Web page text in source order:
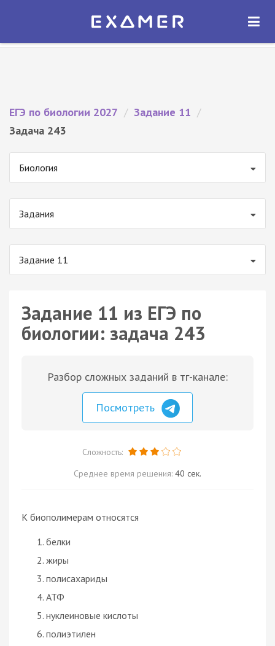
Экзамер — ЕГЭ 2027
ОТКРЫТЬ
ЕГЭ по биологии 2027 / Задание 11 /
Задача 243
Биология
Задания
Задание 11
Задание 11 из ЕГЭ по
биологии: задача 243
Разбор сложных заданий в тг-канале:
Посмотреть
Сложность:
Среднее время решения: 40 сек.
К биополимерам относятся
белки
жиры
полисахариды
АТФ
нуклеиновые кислоты
полиэтилен